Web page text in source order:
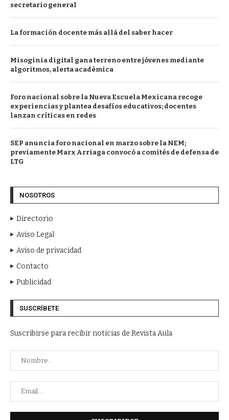
secretario general
La formación docente más allá del saber hacer
Misoginia digital gana terreno entre jóvenes mediante
algoritmos, alerta académica
Foro nacional sobre la Nueva Escuela Mexicana recoge
experiencias y plantea desafíos educativos; docentes
lanzan críticas en redes
SEP anuncia foro nacional en marzo sobre la NEM;
previamente Marx Arriaga convocó a comités de defensa de
LTG
NOSOTROS
Directorio
Aviso Legal
Aviso de privacidad
Contacto
Publicidad
SUSCRÍBETE
Suscribirse para recibir noticias de Revista Aula